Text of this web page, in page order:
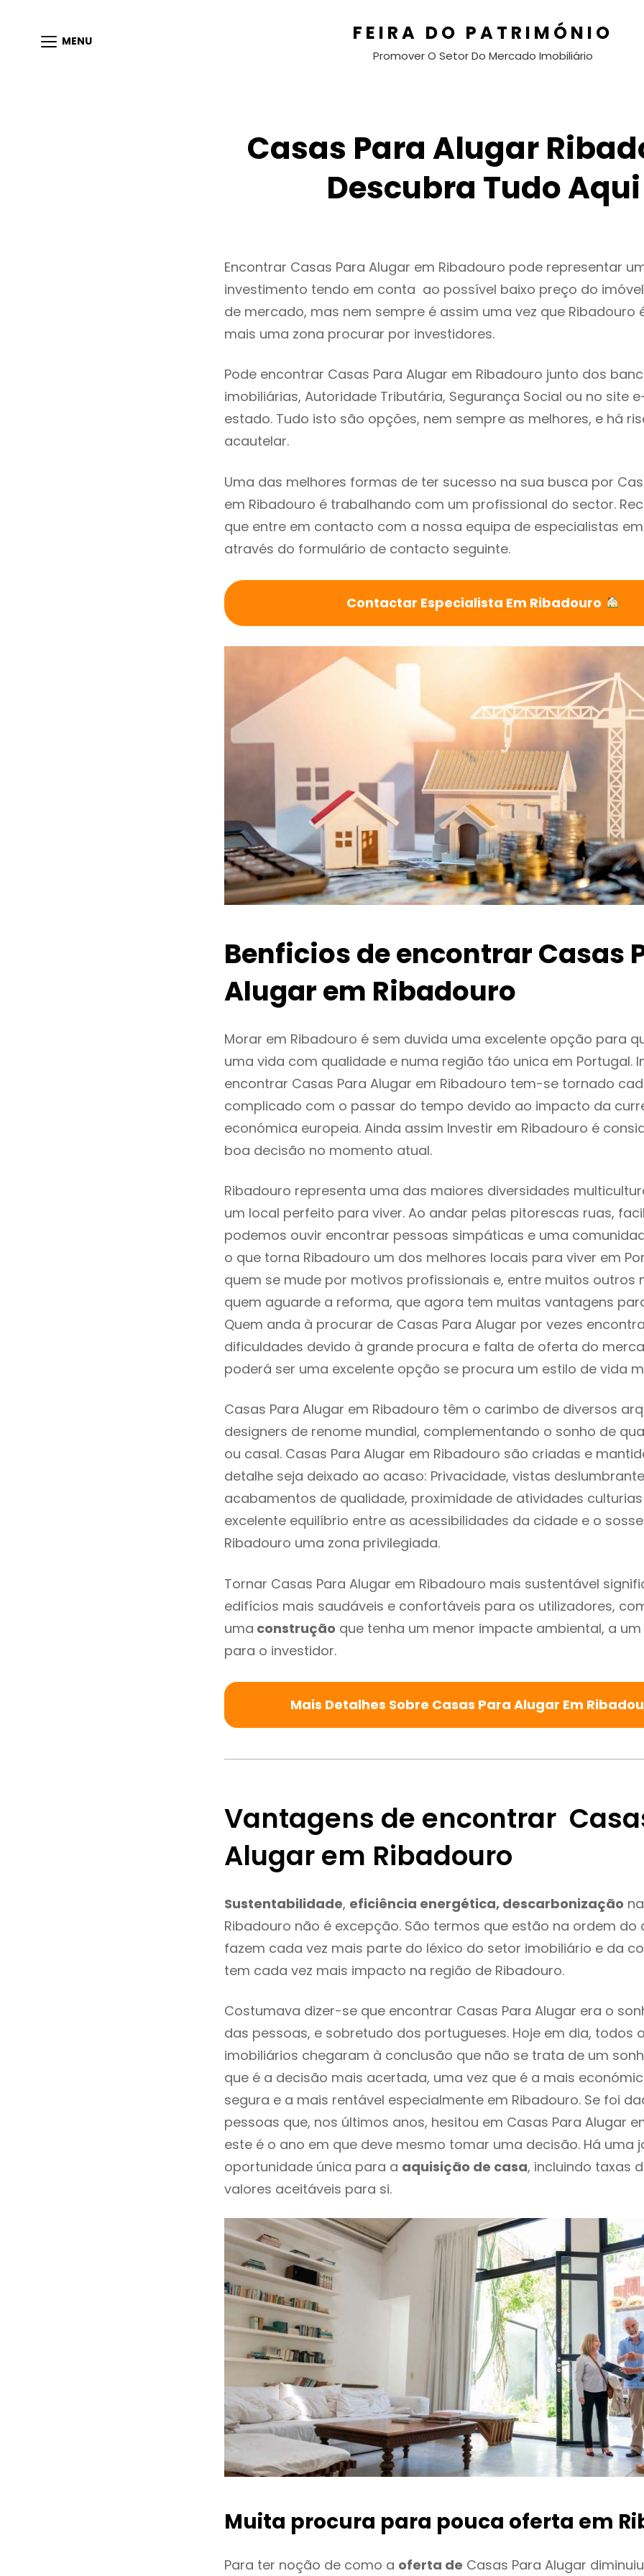
MENU FEIRA DO PATRIMÓNIO
Promover O Setor Do Mercado Imobiliário
Casas Para Alugar
Descubra Tudo Aqui
Encontrar Casas Para Alugar em Ribadouro pode representar
investimento tendo em conta ao possível baixo preço do
de mercado, mas nem sempre é assim uma vez que Ribadouro
mais uma zona procurar por investidores.
Pode encontrar Casas Para Alugar em Ribadouro junto dos
imobiliárias, Autoridade Tributária, Segurança Social ou no site
estado. Tudo isto são opções, nem sempre as melhores, e há
acautelar.
Uma das melhores formas de ter sucesso na sua busca por
em Ribadouro é trabalhando com um profissional do sector.
que entre em contacto com a nossa equipa de especialistas
através do formulário de contacto seguinte.
Contactar Especialista Em Ribadouro
Benficios de encontrar Casas
Alugar em Ribadouro
Morar em Ribadouro é sem duvida uma excelente opção para
uma vida com qualidade e numa região táo unica em Portugal.
encontrar Casas Para Alugar em Ribadouro tem-se tornado
complicado com o passar do tempo devido ao impacto da
económica europeia. Ainda assim Investir em Ribadouro é
boa decisão no momento atual.
Ribadouro representa uma das maiores diversidades
um local perfeito para viver. Ao andar pelas pitorescas ruas,
podemos ouvir encontrar pessoas simpáticas e uma
o que torna Ribadouro um dos melhores locais para viver em
quem se mude por motivos profissionais e, entre muitos outros
quem aguarde a reforma, que agora tem muitas vantagens
Quem anda à procurar de Casas Para Alugar por vezes
dificuldades devido à grande procura e falta de oferta do
poderá ser uma excelente opção se procura um estilo de vida
Casas Para Alugar em Ribadouro têm o carimbo de diversos
designers de renome mundial, complementando o sonho de
ou casal. Casas Para Alugar em Ribadouro são criadas e
detalhe seja deixado ao acaso: Privacidade, vistas
acabamentos de qualidade, proximidade de atividades
excelente equilíbrio entre as acessibilidades da cidade e o
Ribadouro uma zona privilegiada.
Tornar Casas Para Alugar em Ribadouro mais sustentável
edifícios mais saudáveis e confortáveis para os utilizadores,
uma construção que tenha um menor impacte ambiental, a
para o investidor.
Mais Detalhes Sobre Casas Para Alugar Em
Vantagens de encontrar
Alugar em Ribadouro
Sustentabilidade, eficiência energética, descarbonização
Ribadouro não é excepção. São termos que estão na ordem do
fazem cada vez mais parte do léxico do setor imobiliário e da
tem cada vez mais impacto na região de Ribadouro.
Costumava dizer-se que encontrar Casas Para Alugar era o
das pessoas, e sobretudo dos portugueses. Hoje em dia, todos
imobiliários chegaram à conclusão que não se trata de um
que é a decisão mais acertada, uma vez que é a mais
segura e a mais rentável especialmente em Ribadouro. Se foi
pessoas que, nos últimos anos, hesitou em Casas Para Alugar
este é o ano em que deve mesmo tomar uma decisão. Há uma
oportunidade única para a aquisição de casa, incluindo taxas
valores aceitáveis para si.
Muita procura para pouca oferta em
Para ter noção de como a oferta de Casas Para Alugar